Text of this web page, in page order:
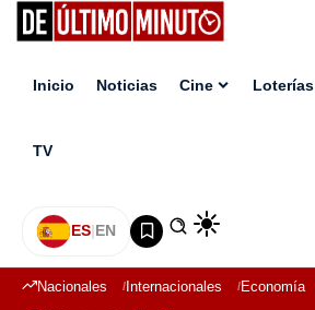
Inicio Noticias Cine Loterías
TV
ES|EN
Nacionales Internacionales Economía